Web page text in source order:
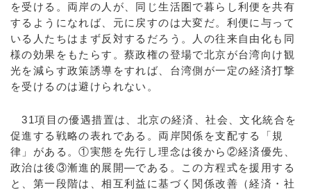
を受ける。両岸の人が、同じ生活圏で暮らし利便を共有
するようになれば、元に戻すのは大変だ。利便に与って
いる人たちはまず反対するだろう。人の往来自由化も同
様の効果をもたらす。蔡政権の登場で北京が台湾向け観
光を減らす政策誘導をすれば、台湾側が一定の経済打撃
を受けるのは避けられない。
31項目の優遇措置は、北京の経済、社会、文化統合を
促進する戦略の表れである。両岸関係を支配する「規
律」がある。①実態を先行し理念は後から②経済優先、
政治は後③漸進的展開―である。この方程式を援用する
と、第一段階は、相互利益に基づく関係改善（経済・社